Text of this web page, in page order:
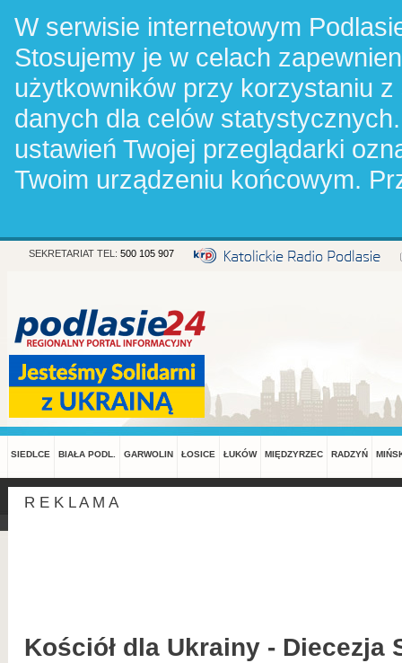
W serwisie internetowym
Stosujemy je w celach
użytkowników przy korzystaniu
danych dla celów
ustawień Twojej przeglądarki
Twoim urządzeniu końcowym.
SEKRETARIAT TEL: 500 105 907
SIEDLCE BIAŁA PODL. GARWOLIN ŁOSICE ŁUKÓW MIĘDZYRZEC RADZYŃ
R E K L A M A
Kościół dla Ukrainy - Diecezja